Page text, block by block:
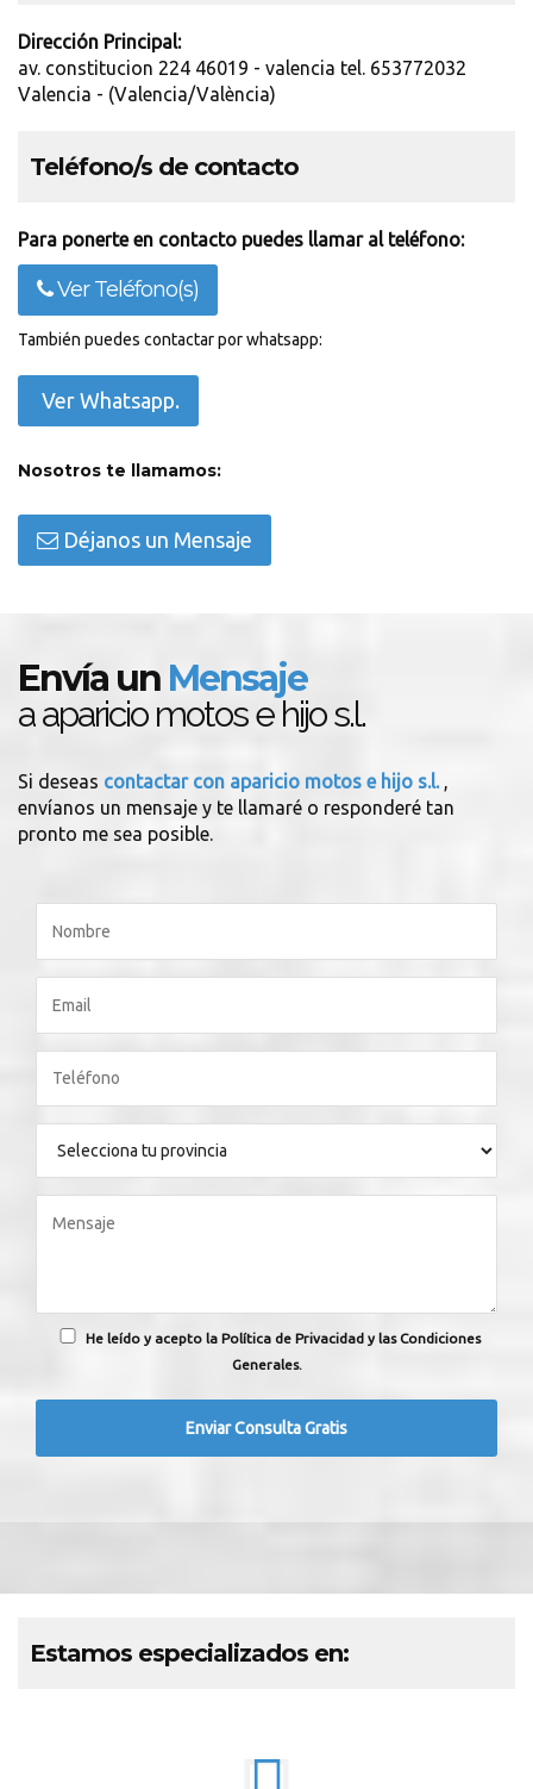
Dirección Principal:
av. constitucion 224 46019 - valencia tel. 653772032
Valencia - (Valencia/València)
Teléfono/s de contacto
Para ponerte en contacto puedes llamar al teléfono:
Ver Teléfono(s)
También puedes contactar por whatsapp:
Ver Whatsapp.
Nosotros te llamamos:
Déjanos un Mensaje
Envía un Mensaje
a aparicio motos e hijo s.l.
Si deseas contactar con aparicio motos e hijo s.l. ,
envíanos un mensaje y te llamaré o responderé tan
pronto me sea posible.
He leído y acepto la Política de Privacidad y las Condiciones
Generales.
Estamos especializados en: